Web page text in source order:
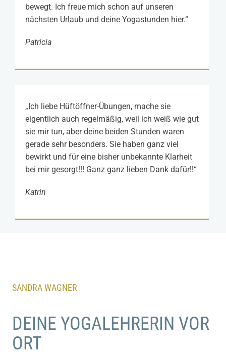
bewegt. Ich freue mich schon auf unseren
nächsten Urlaub und deine Yogastunden hier.“
Patricia
„Ich liebe Hüftöffner-Übungen, mache sie
eigentlich auch regelmäßig, weil ich weiß wie gut
sie mir tun, aber deine beiden Stunden waren
gerade sehr besonders. Sie haben ganz viel
bewirkt und für eine bisher unbekannte Klarheit
bei mir gesorgt!!! Ganz ganz lieben Dank dafür!!“
Katrin
SANDRA WAGNER
DEINE YOGALEHRERIN VOR
ORT